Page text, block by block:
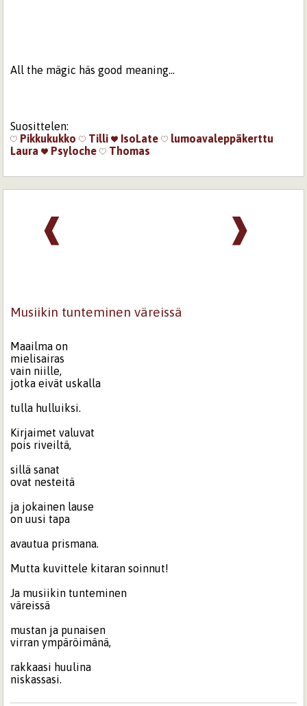
All the mägic häs good meaning...
Suosittelen:
Pikkukukko
Tilli IsoLate
lumoavaleppäkerttu
Laura
Psyloche Thomas
❱
❰
Musiikin tunteminen väreissä
Maailma on
mielisairas
vain niille,
jotka eivät uskalla
tulla hulluiksi.
Kirjaimet valuvat
pois riveiltä,
sillä sanat
ovat nesteitä
ja jokainen lause
on uusi tapa
avautua prismana.
Mutta kuvittele kitaran soinnut!
Ja musiikin tunteminen
väreissä
mustan ja punaisen
virran ympäröimänä,
rakkaasi huulina
niskassasi.